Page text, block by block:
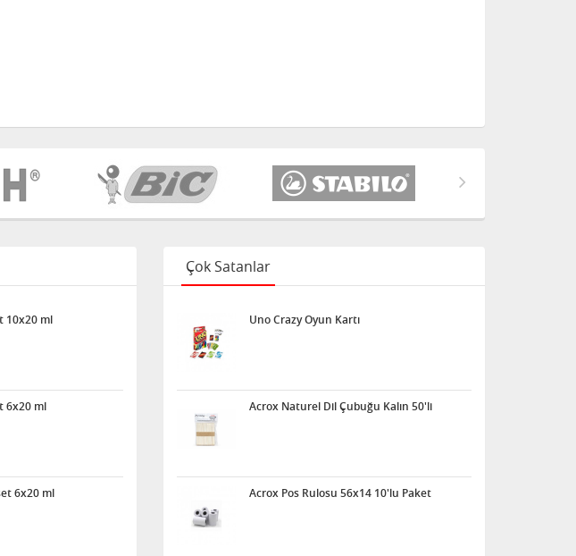
10x20 ml
6x20 ml
6x20 ml
Çok Satanlar
Uno Crazy Oyun Kartı
Acrox Naturel Dil Çubuğu Kalın 50'li
Acrox Pos Rulosu 56x14 10'lu Paket